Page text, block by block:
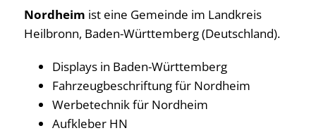
Nordheim ist eine Gemeinde im Landkreis
Heilbronn, Baden-Württemberg (Deutschland).
Displays in Baden-Württemberg
Fahrzeugbeschriftung für Nordheim
Werbetechnik für Nordheim
Aufkleber HN